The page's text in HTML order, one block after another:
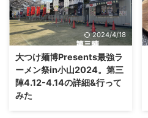
2024/4/18
大つけ麺博Presents最強ラ
ーメン祭in小山2024。第三
陣4.12-4.14の詳細&行って
みた